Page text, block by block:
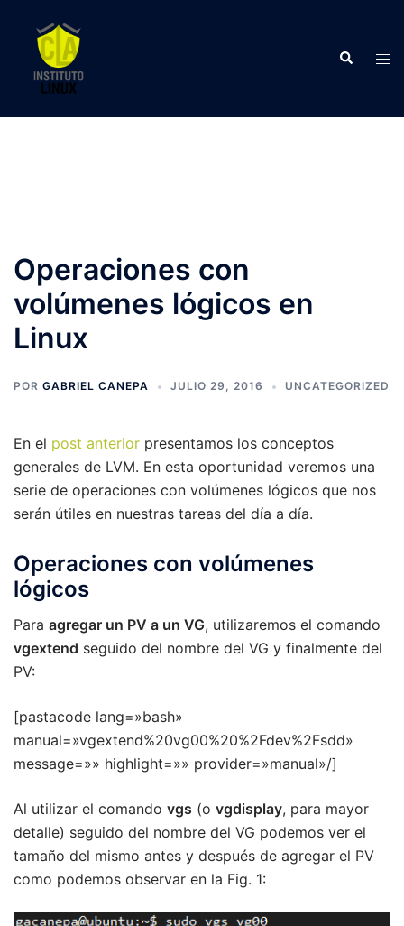
contenido
Buscar
Operaciones con
volúmenes lógicos en
Linux
POR GABRIEL CANEPA JULIO 29, 2016 UNCATEGORIZED
En el post anterior presentamos los conceptos
generales de LVM. En esta oportunidad veremos una
serie de operaciones con volúmenes lógicos que nos
serán útiles en nuestras tareas del día a día.
Operaciones con volúmenes
lógicos
Para agregar un PV a un VG, utilizaremos el comando
vgextend seguido del nombre del VG y finalmente del
PV:
[pastacode lang=»bash»
manual=»vgextend%20vg00%20%2Fdev%2Fsdd»
message=»» highlight=»» provider=»manual»/]
Al utilizar el comando vgs (o vgdisplay, para mayor
detalle) seguido del nombre del VG podemos ver el
tamaño del mismo antes y después de agregar el PV
como podemos observar en la Fig. 1: